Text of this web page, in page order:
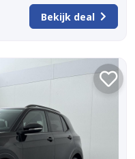
Bekijk deal